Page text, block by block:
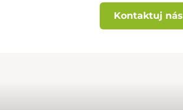
Kontaktuj nás